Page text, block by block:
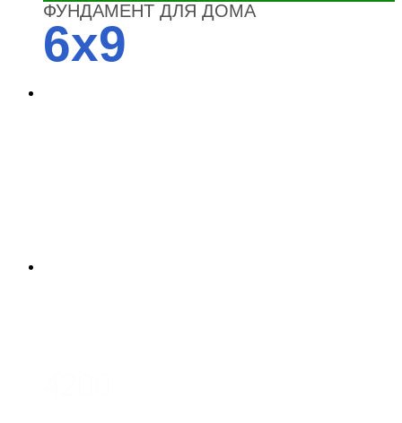
ФУНДАМЕНТ ДЛЯ ДОМА
6x9